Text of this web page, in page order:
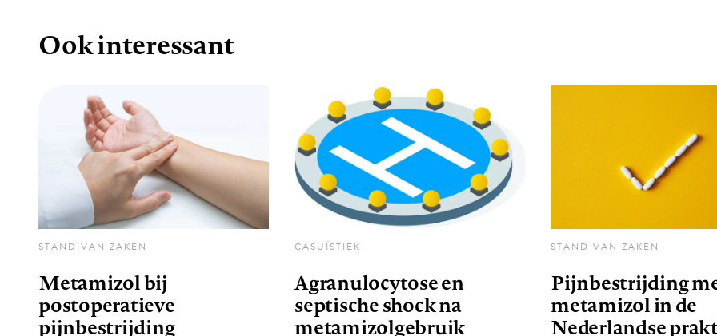
Ook interessant
STAND VAN ZAKEN
Metamizol bij
postoperatieve
pijnbestrijding
CASUÏSTIEK
Agranulocytose en
septische shock na
metamizolgebruik
STAND VAN ZAKEN
Pijnbestrijding
metamizol in de
Nederlandse